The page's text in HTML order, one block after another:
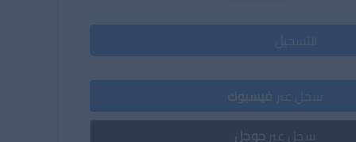
التسجيل
سجل عبر فيسبوك